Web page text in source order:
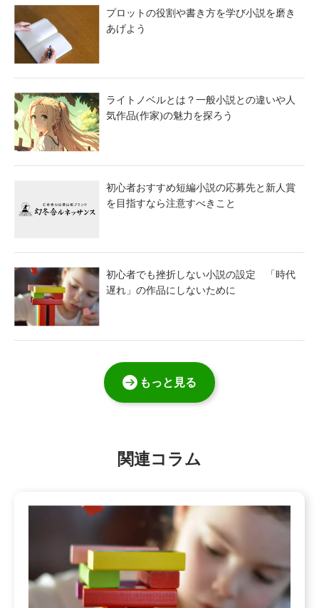
プロットの役割や書き方を学び小説を磨き
あげよう
ライトノベルとは？一般小説との違いや人
気作品(作家)の魅力を探ろう
初心者おすすめ短編小説の応募先と新人賞
を目指すなら注意すべきこと
初心者でも挫折しない小説の設定 「時代
遅れ」の作品にしないために
もっと見る
関連コラム